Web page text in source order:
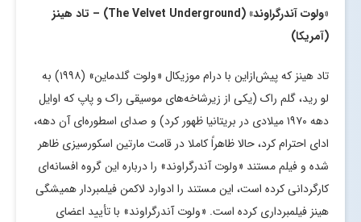
«ولوت آندرگراوند» (The Velvet Underground) – تاد هینز
(آمریکا)
تاد هینز که پیش‌ازاین با درام موزیکال «ولوت گلدماین» (۱۹۹۸) به
لو رید، گلم راک (یکی از زیرشاخه‌های موسیقی راک و پاپ که اوایل
دهه ۱۹۷۰ میلادی در بریتانیا ظهور کرد) و صدای اسطوره‌ای آن دهه،
ادای احترام کرد، حالا ظاهراً کاملا در قامت مارتین اسکورسیزی ظاهر
شده و فیلم مستند «ولوت آندرگراوند» را درباره این گروه افسانه‌ای
کارگردانی کرده است، این مستند را ادوارد لاکمن فیلمبردار همیشگی
هینز فیلمبرداری کرده است. «ولوت آندرگراوند» با تأیید اعضای